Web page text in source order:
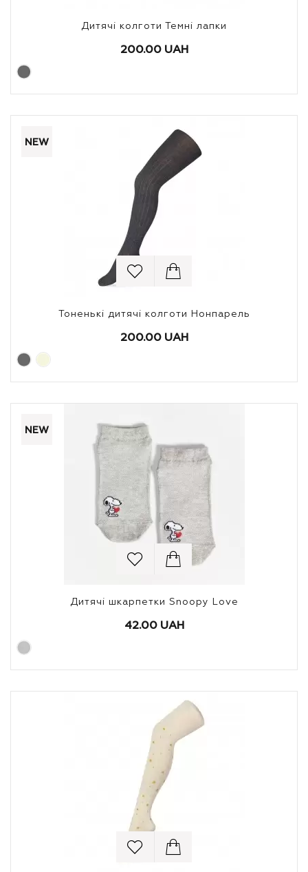
Дитячі колготи Темні лапки
200.00 UAH
NEW
Тоненькі дитячі колготи Нонпарель
200.00 UAH
NEW
Дитячі шкарпетки Snoopy Love
42.00 UAH